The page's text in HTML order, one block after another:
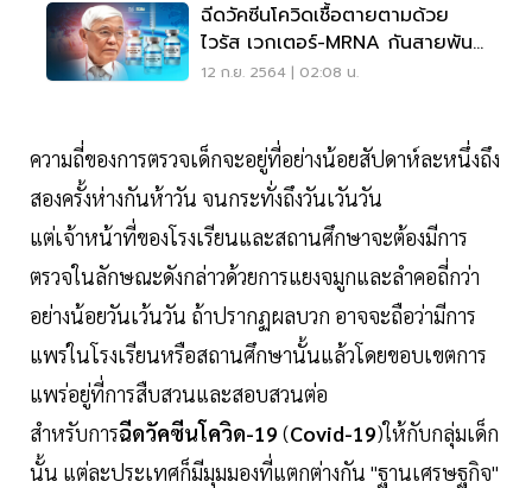
ฉีดวัคซีนโควิดเชื้อตายตามด้วย
ไวรัส เวกเตอร์-MRNA กันสายพันธุ์
เดลตาได้ดี
12 ก.ย. 2564 | 02:08 น.
ความถี่ของการตรวจเด็กจะอยู่ที่อย่างน้อยสัปดาห์ละหนึ่งถึง
สองครั้งห่างกันห้าวัน จนกระทั่งถึงวันเวันวัน
แต่เจ้าหน้าที่ของโรงเรียนและสถานศึกษาจะต้องมีการ
ตรวจในลักษณะดังกล่าวด้วยการแยงจมูกและลำคอถี่กว่า
อย่างน้อยวันเว้นวัน ถ้าปรากฏผลบวก อาจจะถือว่ามีการ
แพร่ในโรงเรียนหรือสถานศึกษานั้นแล้วโดยขอบเขตการ
แพร่อยู่ที่การสืบสวนและสอบสวนต่อ
สำหรับการฉีดวัคซีนโควิด-19 (Covid-19)ให้กับกลุ่มเด็ก
นั้น แต่ละประเทศก็มีมุมมองที่แตกต่างกัน "ฐานเศรษฐกิจ"